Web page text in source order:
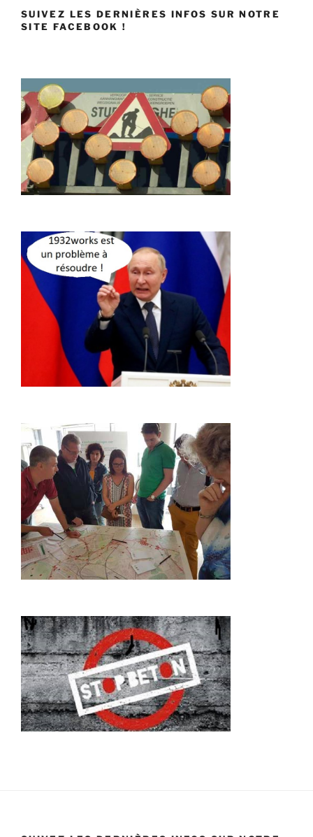
SUIVEZ LES DERNIÈRES INFOS SUR NOTRE
SITE FACEBOOK !